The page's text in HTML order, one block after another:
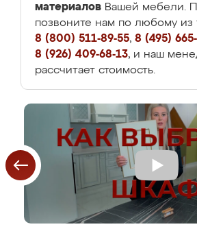
материалов Вашей мебели.
позвоните нам по любому из
8 (800) 511-89-55, 8 (495)
8 (926) 409-68-13, и наш
рассчитает стоимость.